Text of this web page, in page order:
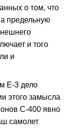
о том, что
предельную
и того
и
Е-3 дело
этого замысла
С-400 явно
самолет